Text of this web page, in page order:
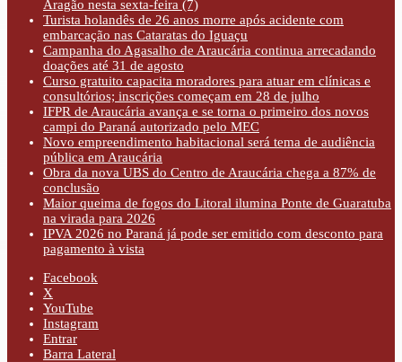
Aragão nesta sexta-feira (7)
Turista holandês de 26 anos morre após acidente com
embarcação nas Cataratas do Iguaçu
Campanha do Agasalho de Araucária continua arrecadando
doações até 31 de agosto
Curso gratuito capacita moradores para atuar em clínicas e
consultórios; inscrições começam em 28 de julho
IFPR de Araucária avança e se torna o primeiro dos novos
campi do Paraná autorizado pelo MEC
Novo empreendimento habitacional será tema de audiência
pública em Araucária
Obra da nova UBS do Centro de Araucária chega a 87% de
conclusão
Maior queima de fogos do Litoral ilumina Ponte de Guaratuba
na virada para 2026
IPVA 2026 no Paraná já pode ser emitido com desconto para
pagamento à vista
Facebook
X
YouTube
Instagram
Entrar
Barra Lateral